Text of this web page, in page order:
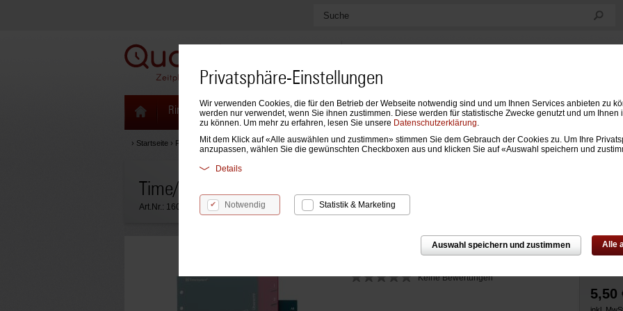
Privatsphäre-Einstellungen
Wir verwenden Cookies, die für den Betrieb der Webseite notwendig sind und um Ihnen Services anbieten zu
werden nur verwendet, wenn Sie ihnen zustimmen. Diese werden für statistische Zwecke genutzt und um
zu können. Um mehr zu erfahren, lesen Sie unsere Datenschutzerklärung.
Mit dem Klick auf «Alle auswählen und zustimmen» stimmen Sie dem Gebrauch der Cookies zu. Um Ihre
anzupassen, wählen Sie die gewünschten Checkboxen aus und klicken Sie auf «Auswahl speichern und
Details
Notwendig Statistik & Marketing
Auswahl speichern und zustimmen Alle
Suche
Ringbücher & Zeitplaner Kalendarien Formblätter & Einlagen Notizen, Mappen & Sonstiges
› Startseite› Formblätter & Einlagen ›Time/system Einlagen›Register und Hüllen›Register & Klarsichthüllen Compact Zur
Time/system Compact Telefon-/Adressregister, 6-teilig
Art.Nr.: 16077
Keine Bewertungen
5,50